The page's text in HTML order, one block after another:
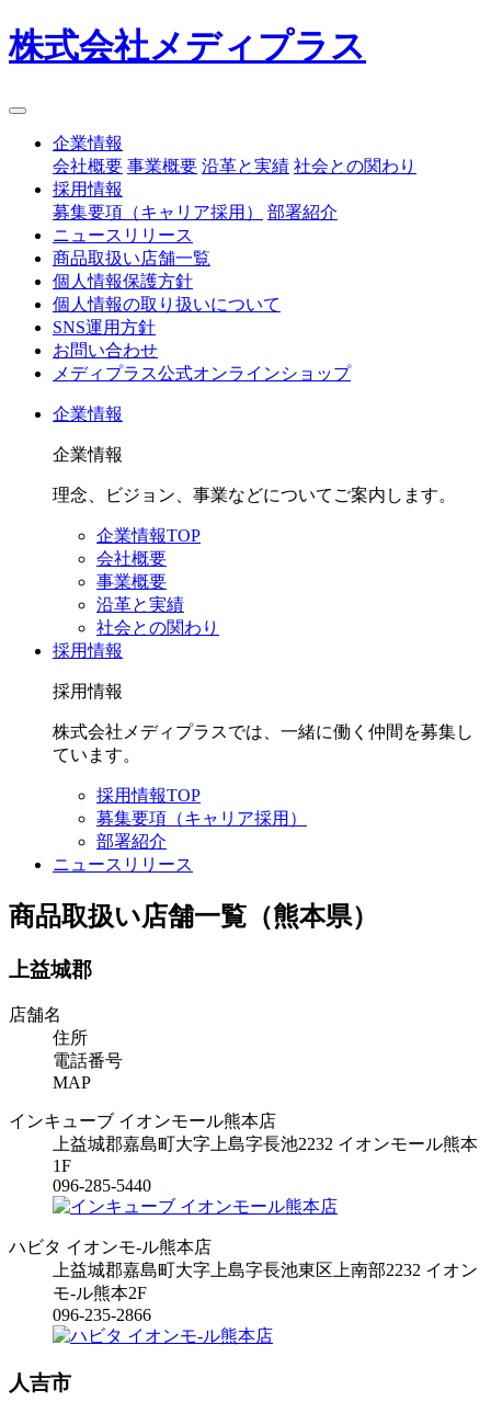
株式会社メディプラス
企業情報
会社概要 事業概要 沿革と実績 社会との関わり
採用情報
募集要項（キャリア採用）
部署紹介
ニュースリリース
商品取扱い店舗一覧
個人情報保護方針
個人情報の取り扱いについて
SNS運用方針
お問い合わせ
メディプラス公式オンラインショップ
企業情報
企業情報
理念、ビジョン、事業などについてご案内します。
企業情報TOP
会社概要
事業概要
沿革と実績
社会との関わり
採用情報
採用情報
株式会社メディプラスでは、一緒に働く仲間を募集し
ています。
採用情報TOP
募集要項（キャリア採用）
部署紹介
ニュースリリース
商品取扱い店舗一覧（熊本県）
上益城郡
店舗名
住所
電話番号
MAP
インキューブ イオンモール熊本店
上益城郡嘉島町大字上島字長池2232 イオンモール熊本
1F
096-285-5440
ハビタ イオンモ-ル熊本店
上益城郡嘉島町大字上島字長池東区上南部2232 イオン
モ-ル熊本2F
096-235-2866
人吉市